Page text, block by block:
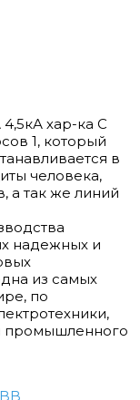
4,5кА хар-ка С
1, который
в
человека,
а так же линий
надежных и
из самых
по
промышленного